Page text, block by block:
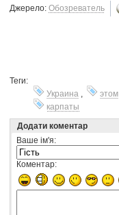
Джерело: Обозреватель
Теги:
Украина
этом
карпаты
Додати коментар
Ваше ім'я:
Коментар: